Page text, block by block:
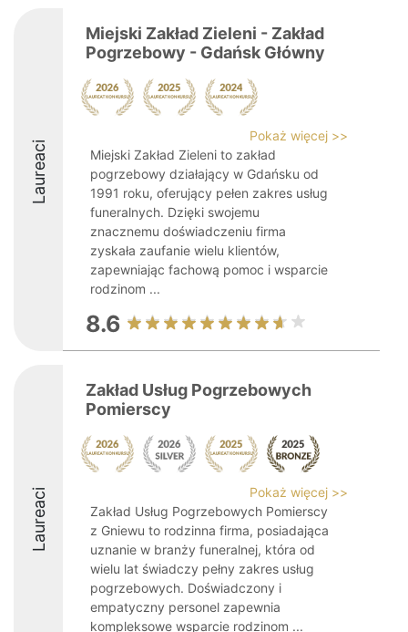
Laureaci
Miejski Zakład Zieleni - Zakład
Pogrzebowy - Gdańsk Główny
Pokaż więcej >>
Miejski Zakład Zieleni to zakład
pogrzebowy działający w Gdańsku od
1991 roku, oferujący pełen zakres usług
funeralnych. Dzięki swojemu
znacznemu doświadczeniu firma
zyskała zaufanie wielu klientów,
zapewniając fachową pomoc i wsparcie
rodzinom ...
8.6
Laureaci
Zakład Usług Pogrzebowych
Pomierscy
Pokaż więcej >>
Zakład Usług Pogrzebowych Pomierscy
z Gniewu to rodzinna firma, posiadająca
uznanie w branży funeralnej, która od
wielu lat świadczy pełny zakres usług
pogrzebowych. Doświadczony i
empatyczny personel zapewnia
kompleksowe wsparcie rodzinom ...